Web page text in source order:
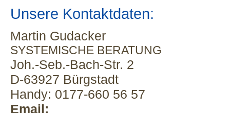
Unsere Kontaktdaten:
Martin Gudacker
SYSTEMISCHE BERATUNG
Joh.-Seb.-Bach-Str. 2
D-63927 Bürgstadt
Handy: 0177-660 56 57
Email: